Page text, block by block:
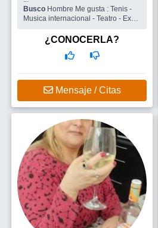
Busco Hombre Me gusta : Tenis -
Musica internacional - Teatro - Expo
¿CONOCERLA?
Mensaje / Citas